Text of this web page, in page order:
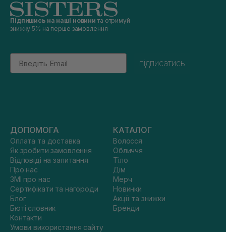
Підпишись на наші новини та отримуй
знижку 5% на перше замовлення
Email
підписатись
ДОПОМОГА
Оплата та доставка
Як зробити замовлення
Відповіді на запитання
Про нас
ЗМІ про нас
Сертифікати та нагороди
Блог
Бюті словник
Контакти
Умови використання сайту
КАТАЛОГ
Волосся
Обличчя
Тіло
Дім
Мерч
Новинки
Акції та знижки
Бренди